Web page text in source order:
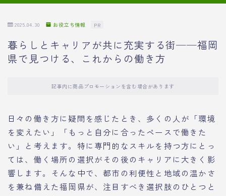
2025.04.30 お役立ち情報 PR
暮らしとキャリアが共に充実する街──福岡
県で見つける、これからの働き方
記事内に商品プロモーションを含む場合があります
日々の働き方に疑問を感じたとき、多くの人が「環境
を変えたい」「もっと自分に合ったペースで働きた
い」と考えます。特に専門的なスキルを持つ方にとっ
ては、働く場所の選択がその後のキャリアに大きく影
響します。そんな中で、都市の利便性と地域の温かさ
を兼ね備えた福岡県が、注目すべき選択肢のひとつと